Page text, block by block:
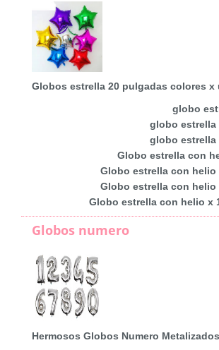
Globos estrella 20 pulgadas colores x
globo
globo estrella
globo estrella
Globo estrella con
Globo estrella con helio
Globo estrella con helio
Globo estrella con helio x
Globos numero
Hermosos Globos Numero